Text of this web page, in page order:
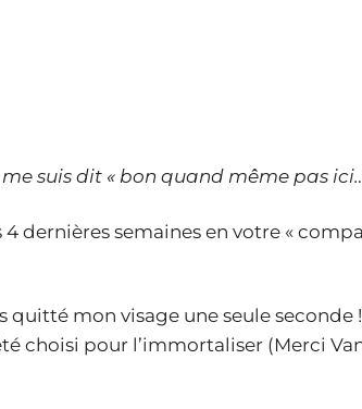
suis dit « bon quand même pas
dernières semaines en votre «
quitté mon visage une seule
choisi pour l’immortaliser (Merci